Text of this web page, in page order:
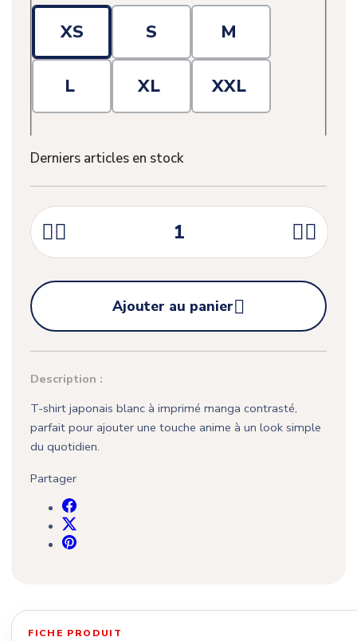
XS S M
L XL XXL
Derniers articles en stock
 

Ajouter au panier
Description :
T-shirt japonais blanc à imprimé manga contrasté,
parfait pour ajouter une touche anime à un look simple
du quotidien.
Partager
FICHE PRODUIT